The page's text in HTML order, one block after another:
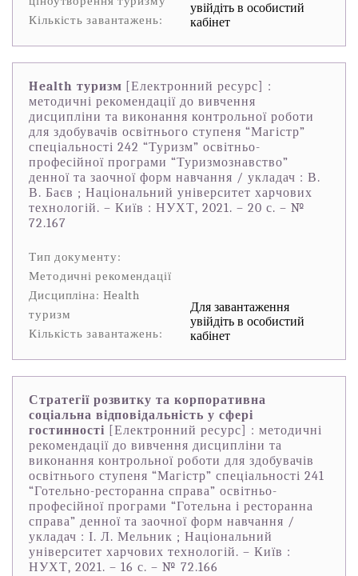
Кількість завантажень:
увійдіть в особистий
кабінет
Health туризм [Електронний ресурс] :
методичні рекомендації до вивчення
дисципліни та виконання контрольної роботи
для здобувачів освітнього ступеня “Магістр”
спеціальності 242 “Туризм” освітньо-
професійної програми “Туризмознавство”
денної та заочної форм навчання / укладач : В.
В. Баєв ; Національний університет харчових
технологій. – Київ : НУХТ, 2021. – 20 с. – №
72.167
Тип документу:
Методичні рекомендації
Дисципліна: Health
туризм
Кількість завантажень:
Для завантаження
увійдіть в особистий
кабінет
Стратегії розвитку та корпоративна
соціальна відповідальність у сфері
гостинності [Електронний ресурс] : методичні
рекомендації до вивчення дисципліни та
виконання контрольної роботи для здобувачів
освітнього ступеня “Магістр” спеціальності 241
“Готельно-ресторанна справа” освітньо-
професійної програми “Готельна і ресторанна
справа” денної та заочної форм навчання /
укладач : І. Л. Мельник ; Національний
університет харчових технологій. – Київ :
НУХТ, 2021. – 16 с. – № 72.166